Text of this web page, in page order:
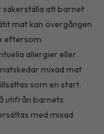
att barnet
mat kan övergången
eftersom
allergier eller
mixad mat
som en start.
utifrån barnets
med mixad